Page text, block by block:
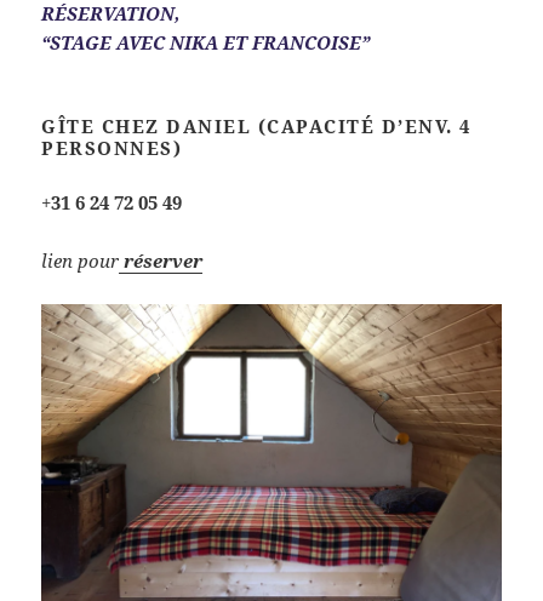
RÉSERVATION,
“STAGE AVEC NIKA ET FRANCOISE”
GÎTE CHEZ DANIEL (CAPACITÉ D’ENV. 4
PERSONNES)
+31 6 24 72 05 49
lien pour réserver